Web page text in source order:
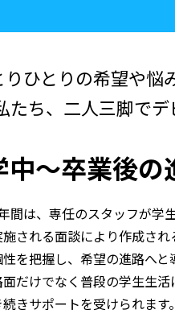
ひとりの希望や悩
ち、二人三脚で
中～卒業後の
間は、専任のスタッフが学
される面談により作成さ
を把握し、希望の進路へと
面だけでなく普段の学生生
きサポートを受けられます。